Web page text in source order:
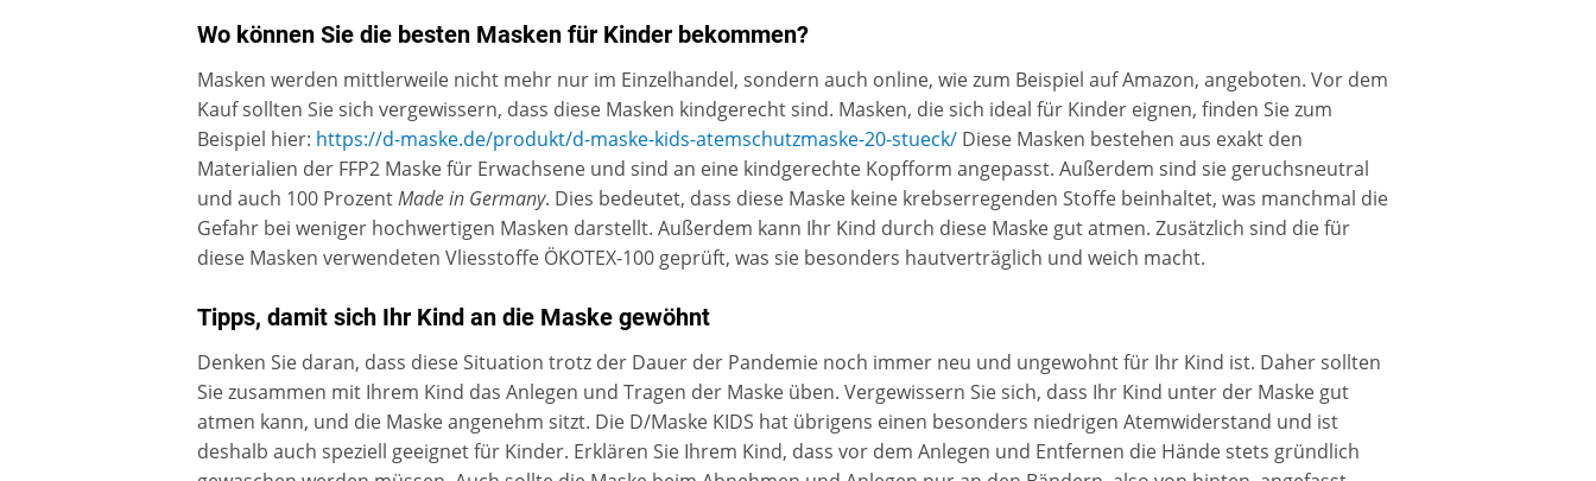
Wo können Sie die besten Masken für Kinder bekommen?
Masken werden mittlerweile nicht mehr nur im Einzelhandel, sondern auch online, wie zum Beispiel auf Amazon, angeboten. Vor dem
Kauf sollten Sie sich vergewissern, dass diese Masken kindgerecht sind. Masken, die sich ideal für Kinder eignen, finden Sie zum
Beispiel hier: https://d-maske.de/produkt/d-maske-kids-atemschutzmaske-20-stueck/ Diese Masken bestehen aus exakt den
Materialien der FFP2 Maske für Erwachsene und sind an eine kindgerechte Kopfform angepasst. Außerdem sind sie geruchsneutral
und auch 100 ProzentMade in Germany. Dies bedeutet, dass diese Maske keine krebserregenden Stoffe beinhaltet, was manchmal die
Gefahr bei weniger hochwertigen Masken darstellt. Außerdem kann Ihr Kind durch diese Maske gut atmen. Zusätzlich sind die für
diese Masken verwendeten Vliesstoffe ÖKOTEX-100 geprüft, was sie besonders hautverträglich und weich macht.
Tipps, damit sich Ihr Kind an die Maske gewöhnt
Denken Sie daran, dass diese Situation trotz der Dauer der Pandemie noch immer neu und ungewohnt für Ihr Kind ist. Daher sollten
Sie zusammen mit Ihrem Kind das Anlegen und Tragen der Maske üben. Vergewissern Sie sich, dass Ihr Kind unter der Maske gut
atmen kann, und die Maske angenehm sitzt. Die D/Maske KIDS hat übrigens einen besonders niedrigen Atemwiderstand und ist
deshalb auch speziell geeignet für Kinder. Erklären Sie Ihrem Kind, dass vor dem Anlegen und Entfernen die Hände stets gründlich